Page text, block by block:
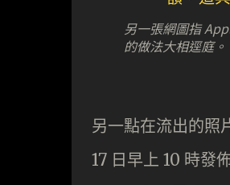
另一張網圖指
的做法大相逕庭。
另一點在流出的照
17 日早上 10 時發